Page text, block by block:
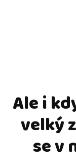
Ale i
velký
se v